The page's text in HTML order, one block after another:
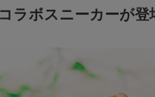
ラボスニーカーが登